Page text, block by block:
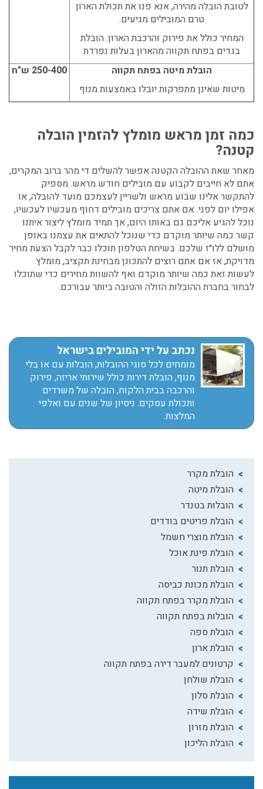
הובלת מקרר
הובלת מיטה
הובלות בטנדר
הובלת פריטים בודדים
הובלת מוצרי חשמל
הובלת פינת אוכל
הובלת תנור
הובלת מכונת כביסה
הובלת מקרר בפתח תקווה
הובלות בפתח תקווה
הובלת ספה
הובלת ארון
קרטונים למעבר דירה בפתח תקווה
הובלת שולחן
הובלת סלון
הובלת שידה
הובלת מזרון
הובלת הליכון
לטובת הובלה מהירה, אנא פנו את תכולת הארון
טרם המובילים מגיעים.
המחיר כולל את פירוק והרכבת הארון. הובלת
בגדים בפתח תקווהמהארון בעלות נפרדת
הובלת מיטה בפתח תקווה
מיטות שאינן מתפרקות יובלו באמצעות מנוף
250-400 ש"ח
כמה זמן מראש מומלץ להזמין הובלה
קטנה?
מאחר שאת ההובלה הקטנה אפשר להשלים די מהר ברוב המקרים,
אתם לא חייבים לקבוע עם מובילים חודש מראש. מספיק
להתקשר אלינו שבוע מראש ולשריין לעצמכם מועד להובלה, או
אפילו יום לפני. אם אתם צריכים מובילים דחוף מעכשיו לעכשיו,
נוכל להגיע אליכם גם באותו היום, אך תמיד מומלץ ליצור איתנו
קשר כמה שיותר מוקדם כדי שנוכל להתאים את עצמנו באופן
מושלם ללו״ז שלכם. בשיחת הטלפון תוכלו כבר לקבל הצעת מחיר
מדויקת, אז אם אתם רוצים להתכונן מבחינת תקציב, מומלץ
לעשות זאת כמה שיותר מוקדם ואף להשוות מחירים כדי שתוכלו
לבחור בחברת ההובלות הזולה והטובה ביותר עבורכם.
נכתב על ידי המובילים בישראל
מומחים לכל סוגי ההובלות, הובלות עם או בלי
מנוף, הובלת דירות כולל שירותי אריזה, פירוק
והרכבה בבית הלקוח, הובלה של משרדים
ותכולת עסקים. ניסיון של שנים עם ואלפי
המלצות.